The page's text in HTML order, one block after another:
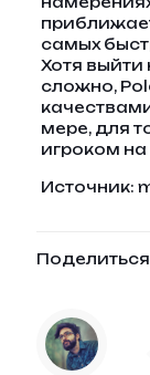
самых
Хотя выйти
сложно,
мере, для
игроком
Источник:
Поделиться